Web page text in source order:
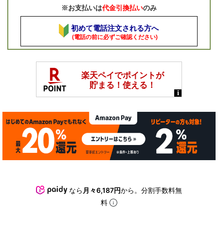
※お支払いは代金引換払いのみ
初めて電話注文される方へ
(電話の前に必ずご確認ください)
なら 月々6,187円から。分割手数料無
料